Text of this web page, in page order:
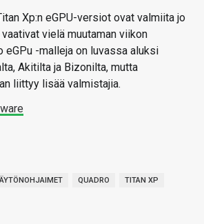
Xp:n eGPU-versiot ovat valmiita jo
vielä muutaman viikon
eGPu -malleja on luvassa aluksi
Akitilta ja Bizonilta, mutta
liittyy lisää valmistajia.
QUADRO TITAN XP